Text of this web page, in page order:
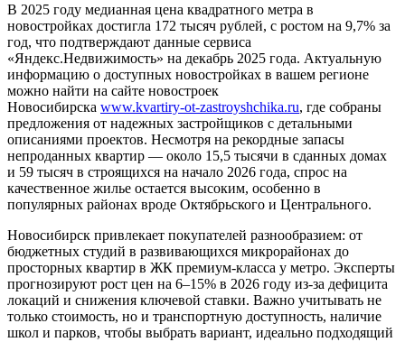
В 2025 году медианная цена квадратного метра в
новостройках достигла 172 тысяч рублей, с ростом на 9,7% за
год, что подтверждают данные сервиса
«Яндекс.Недвижимость» на декабрь 2025 года. Актуальную
информацию о доступных новостройках в вашем регионе
можно найти на сайте новостроек
Новосибирска www.kvartiry-ot-zastroyshchika.ru, где собраны
предложения от надежных застройщиков с детальными
описаниями проектов. Несмотря на рекордные запасы
непроданных квартир — около 15,5 тысячи в сданных домах
и 59 тысяч в строящихся на начало 2026 года, спрос на
качественное жилье остается высоким, особенно в
популярных районах вроде Октябрьского и Центрального.
Новосибирск привлекает покупателей разнообразием: от
бюджетных студий в развивающихся микрорайонах до
просторных квартир в ЖК премиум-класса у метро. Эксперты
прогнозируют рост цен на 6–15% в 2026 году из-за дефицита
локаций и снижения ключевой ставки. Важно учитывать не
только стоимость, но и транспортную доступность, наличие
школ и парков, чтобы выбрать вариант, идеально подходящий